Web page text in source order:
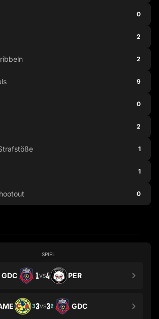
SPIEL
GDC 1VS4 PER
33VS32 GDC
0
2
2
9
0
2
1
1
0